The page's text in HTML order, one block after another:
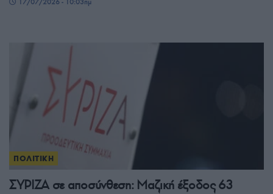
17/07/2026 - 10:03πμ
ΠΟΛΙΤΙΚΗ
ΣΥΡΙΖΑ σε αποσύνθεση: Μαζική έξοδος 63